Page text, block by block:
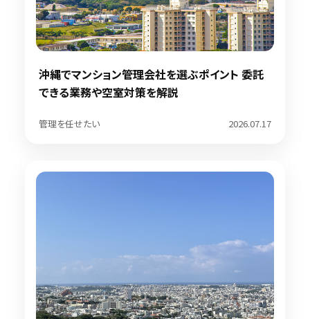
沖縄でマンション管理会社を選ぶポイント 委託
できる業務や空室対策を解説
管理を任せたい 2026.07.17